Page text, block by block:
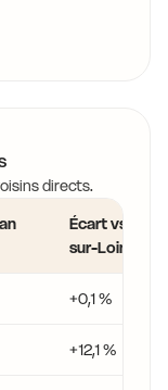
directs.
Écart vs
sur-Loing
+0,1 %
+12,1 %